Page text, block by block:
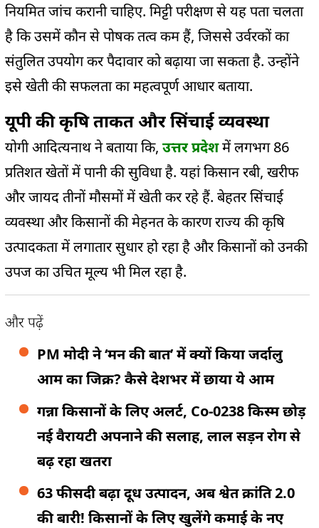
नियमित जांच करानी चाहिए. मिट्टी परीक्षण से यह पता चलता
है कि उसमें कौन से पोषक तत्व कम हैं, जिससे उर्वरकों का
संतुलित उपयोग कर पैदावार को बढ़ाया जा सकता है. उन्होंने
इसे खेती की सफलता का महत्वपूर्ण आधार बताया.
यूपी की कृषि ताकत और सिंचाई व्यवस्था
योगी आदित्यनाथ ने बताया कि, उत्तर प्रदेशमें लगभग 86
प्रतिशत खेतों में पानी की सुविधा है. यहां किसान रबी, खरीफ
और जायद तीनों मौसमों में खेती कर रहे हैं. बेहतर सिंचाई
व्यवस्था और किसानों की मेहनत के कारण राज्य की कृषि
उत्पादकता में लगातार सुधार हो रहा है और किसानों को उनकी
उपज का उचित मूल्य भी मिल रहा है.
और पढ़ें
PM मोदी ने ‘मन की बात’ में क्यों किया जर्दालु
आम का जिक्र? कैसे देशभर में छाया ये आम
गन्ना किसानों के लिए अलर्ट, Co-0238 किस्म छोड़
नई वैरायटी अपनाने की सलाह, लाल सड़न रोग से
बढ़ रहा खतरा
63 फीसदी बढ़ा दूध उत्पादन, अब श्वेत क्रांति 2.0
की बारी! किसानों के लिए खुलेंगे कमाई के नए